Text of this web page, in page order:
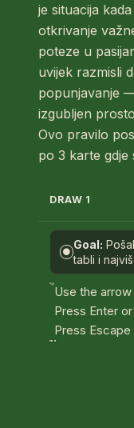
je situacija
otkrivanje
poteze u
uvijek razmisli
popunjavanje
izgubljen
Ovo pravilo
po 3 karte gdje
DRAW 1
●
Goal:
tabli i
Use the
Press Enter
Press